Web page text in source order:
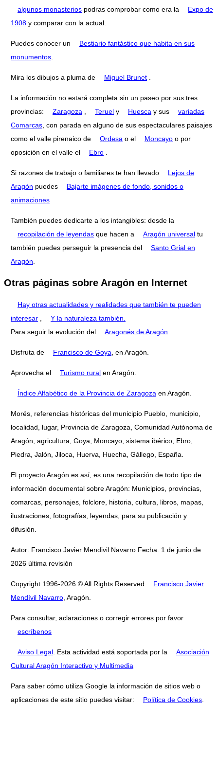
algunos monasterios podras comprobar como era la
Expo de
1908 y comparar con la actual.
Puedes conocer un
Bestiario fantástico que habita en sus
monumentos
Mira los dibujos a pluma de Miguel Brunet
La información no estará completa sin un paseo por sus tres
provincias:
Zaragoza Teruel y Huesca y sus
variadas
Comarcas , con parada en alguno de sus espectaculares paisajes
como el valle pirenaico de
Ordesa o el Moncayo o por
oposición en el valle el
Ebro
Si razones de trabajo o familiares te han llevado
Lejos de
Aragón puedes
Bajarte imágenes de fondo, sonidos o
animaciones
También puedes dedicarte a los intangibles: desde la
recopilación de leyendas que hacen a Aragón universal tu
también puedes perseguir la presencia del
Santo Grial en
Aragón
Otras páginas sobre Aragón en Internet
Hay otras actualidades y realidades que también te pueden
interesar
Y la naturaleza también.
Para seguir la evolución del
Aragonés de Aragón
Disfruta de Francisco de Goya , en Aragón.
Aprovecha el Turismo rural en Aragón.
Índice Alfabético de la Provincia de Zaragoza en Aragón.
Morés, referencias históricas del municipio Pueblo, municipio,
localidad, lugar, Provincia de Zaragoza, Comunidad Autónoma de
Aragón, agricultura, Goya, Moncayo, sistema ibérico, Ebro,
Piedra, Jalón, Jiloca, Huerva, Huecha, Gállego, España.
El proyecto Aragón es así, es una recopilación de todo tipo de
información documental sobre Aragón: Municipios, provincias,
comarcas, personajes, folclore, historia, cultura, libros, mapas,
ilustraciones, fotografías, leyendas, para su publicación y
difusión.
Autor: Francisco Javier Mendivil Navarro Fecha: 1 de junio de
2026 última revisión
Copyright 1996-2026 © All Rights Reserved
Francisco Javier
Mendívil Navarro , Aragón.
Para consultar, aclaraciones o corregir errores por favor
escríbenos
Aviso Legal . Esta actividad está soportada por la
Asociación
Cultural Aragón Interactivo y Multimedia
Para saber cómo utiliza Google la información de sitios web o
aplicaciones de este sitio puedes visitar:
Política de Cookies